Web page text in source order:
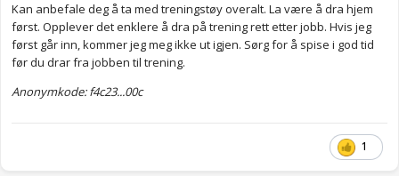
Kan anbefale deg å ta med treningstøy overalt. La være å dra hjem
først. Opplever det enklere å dra på trening rett etter jobb. Hvis jeg
først går inn, kommer jeg meg ikke ut igjen. Sørg for å spise i god tid
før du drar fra jobben til trening.
Anonymkode: f4c23...00c
1